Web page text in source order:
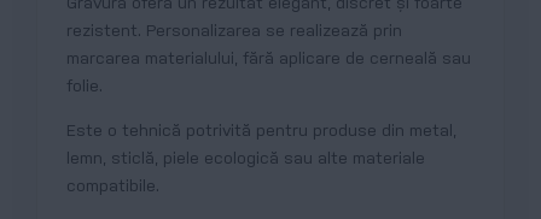
Gravura oferă un rezultat elegant, discret și foarte
rezistent. Personalizarea se realizează prin
marcarea materialului, fără aplicare de cerneală sau
folie.
Este o tehnică potrivită pentru produse din metal,
lemn, sticlă, piele ecologică sau alte materiale
compatibile.